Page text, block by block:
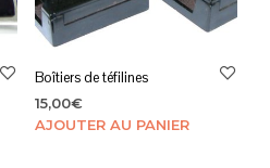
Boîtiers de téfilines
15,00€
AJOUTER AU PANIER